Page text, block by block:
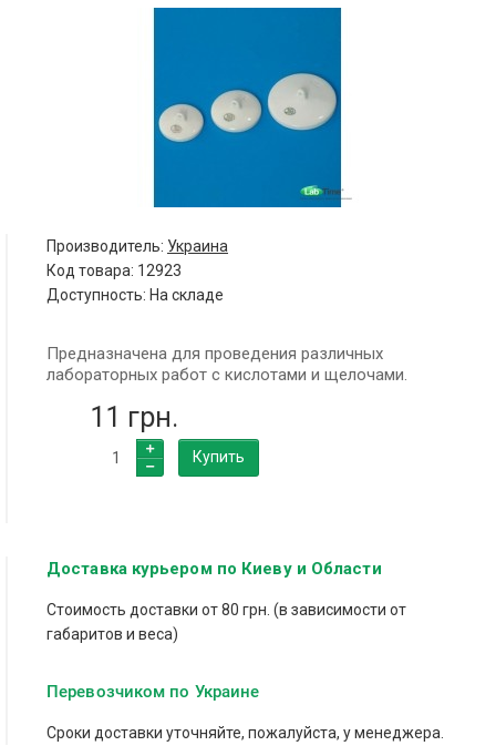
Производитель: Украина
Код товара: 12923
Доступность: На складе
Предназначена для проведения различных
лабораторных работ с кислотами и щелочами.
11 грн.
Купить
Доставка курьером по Киеву и Области
Стоимость доставки от 80 грн. (в зависимости от
габаритов и веса)
Перевозчиком по Украине
Сроки доставки уточняйте, пожалуйста, у менеджера.